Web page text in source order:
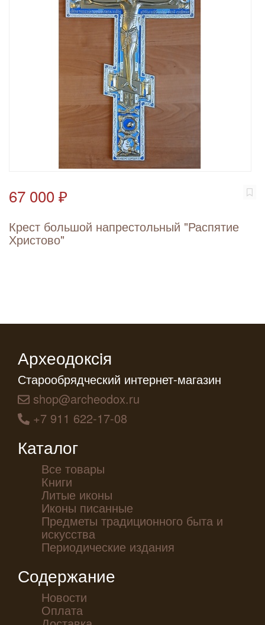
67 000 ₽
Крест большой напрестольный "Распятие
Христово"
Археодоксiя
Старообрядческий интернет-магазин
shop@archeodox.ru
+7 911 622-17-08
Каталог
Все товары
Книги
Литые иконы
Иконы писанные
Предметы традиционного быта и
искусства
Периодические издания
Содержание
Новости
Оплата